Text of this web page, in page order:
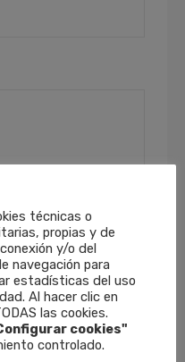
de Privacidad
sus solicitudes y
de nuestros
por medios
retirar su
momento, así
sus datos y
técnicas o
propias y de
y/o del
navegación para
estadísticas del uso
Al hacer clic en
las cookies.
cookies"
controlado.